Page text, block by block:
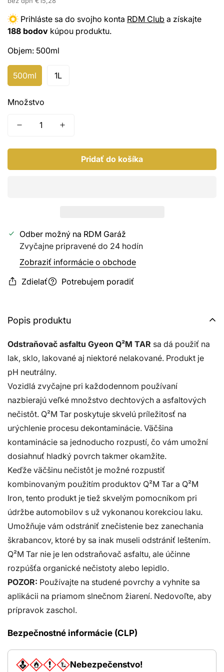
Keramická ochrana
Sealanty
Kabriolety
Motor, plasty, chróm
PPF, Wrap
Prihláste sa do svojho konta RDM Club a získajte
188 bodov kúpou produktu.
Objem: 500ml
500ml 1L
Množstvo
Pridať do košíka
Odber možný na RDM Garáž
Zvyčajne pripravené do 24 hodín
Zobraziť informácie o obchode
Zdielať
Potrebujem poradiť
Popis produktu
Odstraňovač asfaltu Gyeon Q²M TAR sa dá použiť na
lak, sklo, lakované aj niektoré nelakované. Produkt je
pH neutrálny.
Vozidlá zvyčajne pri každodennom používaní
nazbierajú veľké množstvo dechtových a asfaltových
nečistôt. Q²M Tar poskytuje skvelú príležitosť na
urýchlenie procesu dekontaminácie. Väčšina
kontaminácie sa jednoducho rozpustí, čo vám umožní
dosiahnuť hladký povrch takmer okamžite.
Keďže väčšinu nečistôt je možné rozpustiť
kombinovaným použitím produktov Q²M Tar a Q²M
Iron, tento produkt je tiež skvelým pomocníkom pri
údržbe automobilov s už vykonanou korekciou laku.
Umožňuje vám odstrániť znečistenie bez zanechania
škrabancov, ktoré by sa inak museli odstrániť leštením.
Q²M Tar nie je len odstraňovač asfaltu, ale účinne
rozpúšťa organické nečistoty alebo lepidlo.
POZOR: Používajte na studené povrchy a vyhnite sa
aplikácii na priamom slnečnom žiarení. Nedovoľte, aby
prípravok zaschol.
Bezpečnostné informácie (CLP)
Nebezpečenstvo!